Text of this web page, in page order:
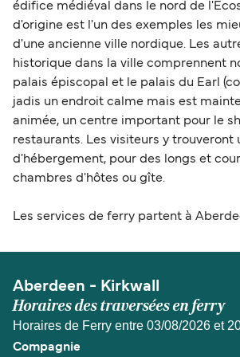
édifice médiéval dans le nord de
d'origine est l'un des exemples les
d'une ancienne ville nordique. Les
historique dans la ville comprennent
palais épiscopal et le palais du Earl
jadis un endroit calme mais est
animée, un centre important pour le
restaurants. Les visiteurs y trouveront
d'hébergement, pour des longs et
chambres d'hôtes ou gîte.
Les services de ferry partent à
Aberdeen - Kirkwall
Horaires des traversées en ferry
Horaires de Ferry entre 03/08/2026 et